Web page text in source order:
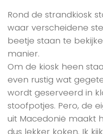
Rond de strandkiosk
waar verscheidene
beetje staan te
manier.
Om de kiosk heen
even rustig wat
wordt geserveerd in
stoofpotjes. Pero, de
uit Macedonië maakt
dus lekker koken. Ik